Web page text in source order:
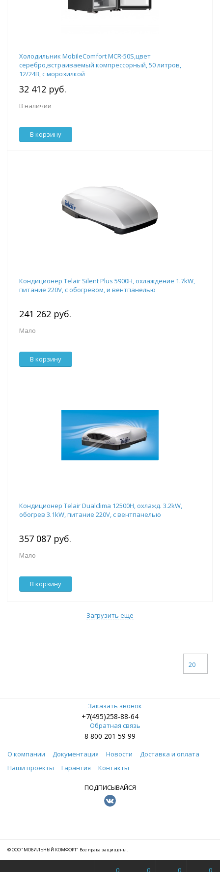
Холодильник MobileComfort MCR-50S,цвет
серебро,встраиваемый компрессорный, 50 литров,
12/24В, с морозилкой
32 412 руб.
В наличии
В корзину
Кондиционер Telair Silent Plus 5900H, охлаждение 1.7kW,
питание 220V, с обогревом, и вентпанелью
241 262 руб.
Мало
В корзину
Кондиционер Telair Dualclima 12500H, охлажд. 3.2kW,
обогрев 3.1kW, питание 220V, с вентпанелью
357 087 руб.
Мало
В корзину
Загрузить еще
20
Заказать звонок
+7(495)258-88-64
Обратная связь
8 800 201 59 99
О компании Документация Новости
Доставка и оплата
Наши проекты
Гарантия Контакты
ПОДПИСЫВАЙСЯ
© ООО "МОБИЛЬНЫЙ КОМФОРТ" Все права защищены.
0 0 0 0